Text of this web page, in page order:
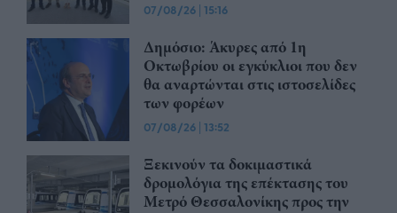
07/08/26 | 15:16
Δημόσιο: Άκυρες από 1η
Οκτωβρίου οι εγκύκλιοι που δεν
θα αναρτώνται στις ιστοσελίδες
των φορέων
07/08/26 | 13:52
Ξεκινούν τα δοκιμαστικά
δρομολόγια της επέκτασης του
Μετρό Θεσσαλονίκης προς την